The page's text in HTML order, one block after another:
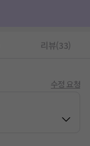
리뷰(33)
수정 요청